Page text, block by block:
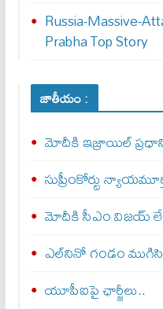
Russia-Massive-
Prabha Top Story
జాతీయం :
మోదీకి ఇజ్రాయిల్
సుప్రీంకోర్టు
మోదీకి సీఎం విజయ్
ఎల్‌నినో గండం
యూపీఐపై ఛార్జీలు..